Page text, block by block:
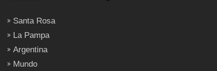
Santa Rosa
La Pampa
Argentina
Mundo